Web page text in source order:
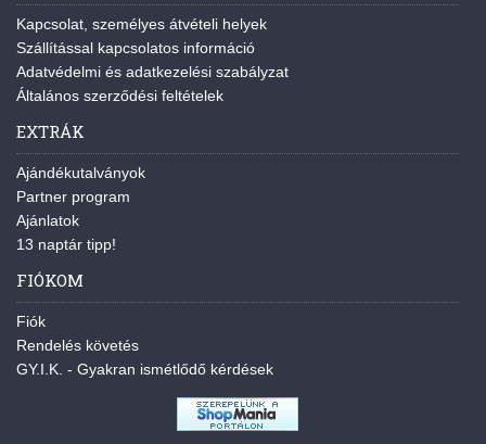
Kapcsolat, személyes átvételi helyek
Szállítással kapcsolatos információ
Adatvédelmi és adatkezelési szabályzat
Általános szerződési feltételek
EXTRÁK
Ajándékutalványok
Partner program
Ajánlatok
13 naptár tipp!
FIÓKOM
Fiók
Rendelés követés
GY.I.K. - Gyakran ismétlődő kérdések